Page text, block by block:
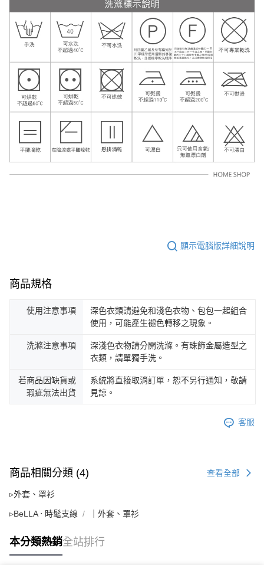
顯示電腦版詳細說明
商品規格
使用注意事項
深色衣類請避免和淺色衣物、包包一起組合
使用，可能產生褪色轉移之現象。
洗滌注意事項
深淺色衣物請分開洗滌。有珠飾金屬造型之
衣類，請單獨手洗。
若商品因缺貨或
瑕疵無法出貨
系統將直接取消訂單，恕不另行通知，敬請
見諒。
客服
商品相關分類 (4) 查看全部
▹外套、罩衫
▹BeLLA ‧ 時髦支線 ｜外套、罩衫
本分類熱銷全站排行